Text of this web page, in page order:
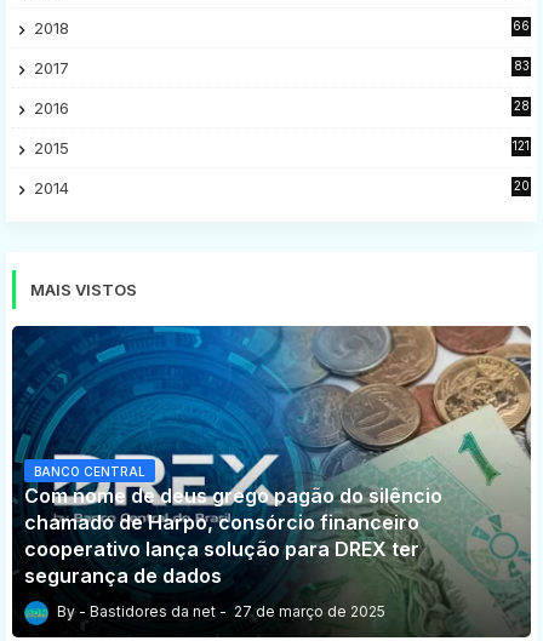
2018
66
2017
83
2016
28
2015
121
2014
20
MAIS VISTOS
BANCO CENTRAL
Com nome de deus grego pagão do silêncio
chamado de Harpo, consórcio financeiro
cooperativo lança solução para DREX ter
segurança de dados
Bastidores da net 27 de março de 2025